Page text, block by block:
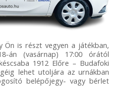
is részt vegyen a játékban,
án (vasárnap) 17:00 órától
1912 Előre – Budafoki
lehet utoljára az urnákban
belépőjegy- vagy bérlet